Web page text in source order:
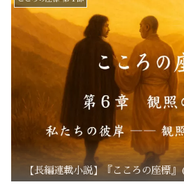
【長編連載小説】『こころの座標